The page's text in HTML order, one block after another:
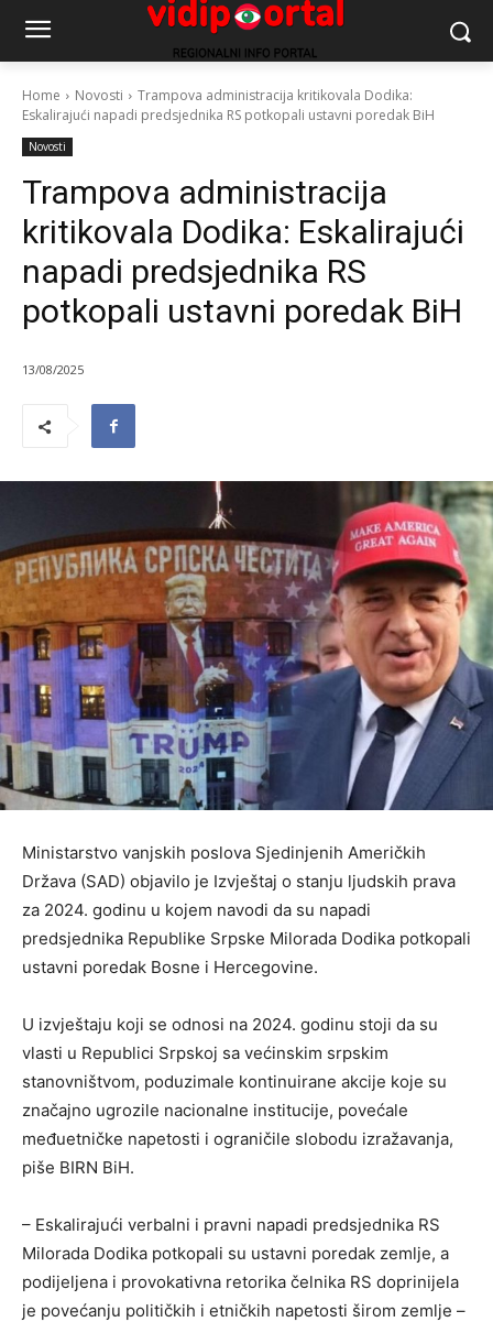
Home Novosti
Trampova administracija kritikovala Dodika:
Eskalirajući napadi predsjednika RS potkopali ustavni poredak BiH
Novosti
Trampova administracija
kritikovala Dodika: Eskalirajući
napadi predsjednika RS
potkopali ustavni poredak BiH
13/08/2025
Ministarstvo vanjskih poslova Sjedinjenih Američkih
Država (SAD) objavilo je Izvještaj o stanju ljudskih prava
za 2024. godinu u kojem navodi da su napadi
predsjednika Republike Srpske Milorada Dodika potkopali
ustavni poredak Bosne i Hercegovine.
U izvještaju koji se odnosi na 2024. godinu stoji da su
vlasti u Republici Srpskoj sa većinskim srpskim
stanovništvom, poduzimale kontinuirane akcije koje su
značajno ugrozile nacionalne institucije, povećale
međuetničke napetosti i ograničile slobodu izražavanja,
piše BIRN BiH.
– Eskalirajući verbalni i pravni napadi predsjednika RS
Milorada Dodika potkopali su ustavni poredak zemlje, a
podijeljena i provokativna retorika čelnika RS doprinijela
je povećanju političkih i etničkih napetosti širom zemlje –